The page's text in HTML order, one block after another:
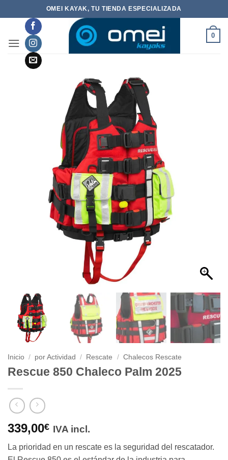
al
contenido
OMEI KAYAK, TU TIENDA ESPECIALIZADA
0
Inicio / por Actividad / Rescate / Chalecos Rescate
Rescue 850 Chaleco Palm 2025
339,00€ IVA incl.
La prioridad en un rescate es la seguridad del rescatador.